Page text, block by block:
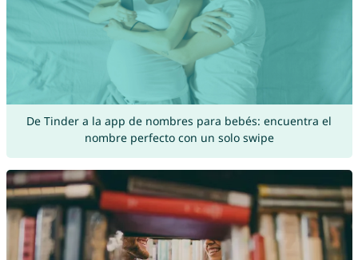
De Tinder a la app de nombres para bebés: encuentra el
nombre perfecto con un solo swipe